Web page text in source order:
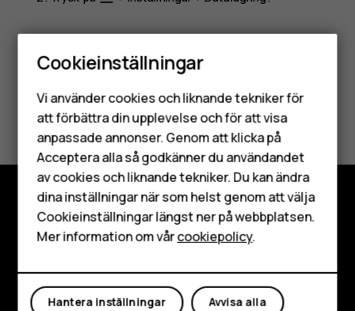
Smartphones
Mobiltelefoner
Tillbehör
HMD Terra M
Surfplattor
Var detta till hjälp?
Ja
Utforska
Planet and people
Cookieinställningar
Vi använder cookies och liknande tekniker för
att förbättra din upplevelse och för att visa
anpassade annonser. Genom att klicka på
Acceptera alla så godkänner du användandet
av cookies och liknande tekniker. Du kan ändra
dina inställningar när som helst genom att välja
Cookieinställningar längst ner på webbplatsen.
Mer information om vårcookiepolicy.
Avvisa alla
Hantera inställningar